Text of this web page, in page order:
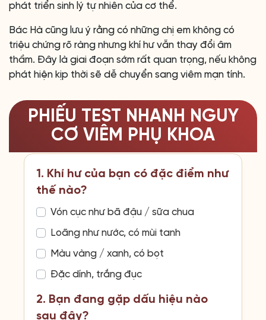
phát triển sinh lý tự nhiên của cơ thể.
Bác Hà cũng lưu ý rằng có những chị em không có
triệu chứng rõ ràng nhưng khí hư vẫn thay đổi âm
thầm. Đây là giai đoạn sớm rất quan trọng, nếu không
phát hiện kịp thời sẽ dễ chuyển sang viêm mạn tính.
PHIẾU TEST NHANH NGUY
CƠ VIÊM PHỤ KHOA
1. Khí hư của bạn có đặc điểm như
thế nào?
Vón cục như bã đậu / sữa chua
Loãng như nước, có mùi tanh
Màu vàng / xanh, có bọt
Đặc dính, trắng đục
2. Bạn đang gặp dấu hiệu nào
sau đây?